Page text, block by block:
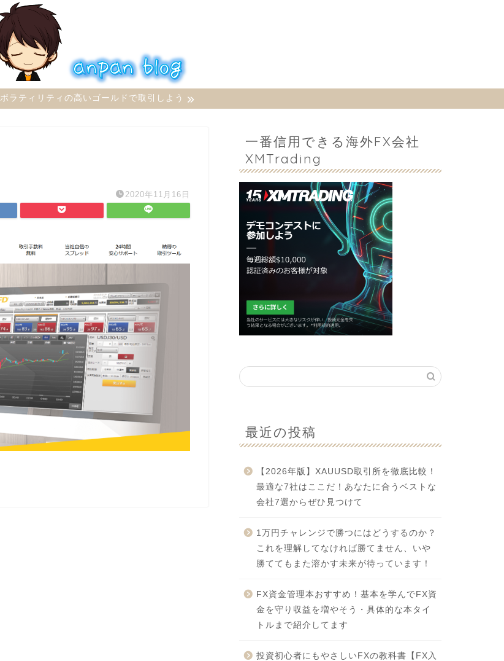
ボラティリティの高いゴールドで取引しよう
2020年11月16日
一番信用できる海外FX会社
XMTrading
最近の投稿
【2026年版】XAUUSD取引所を徹底比較！
最適な7社はここだ！あなたに合うベストな
会社7選からぜひ見つけて
1万円チャレンジで勝つにはどうするのか？
これを理解してなければ勝てません、いや
勝ててもまた溶かす未来が待っています！
FX資金管理本おすすめ！基本を学んでFX資
金を守り収益を増やそう・具体的な本タイ
トルまで紹介してます
投資初心者にもやさしいFXの教科書【FX入